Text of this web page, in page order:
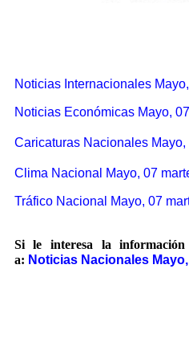
Noticias Internacionales
Noticias Económicas Mayo,
Caricaturas Nacionales Mayo,
Clima Nacional Mayo, 07
Tráfico Nacional Mayo, 07
Si le interesa la
a: Noticias Nacionales